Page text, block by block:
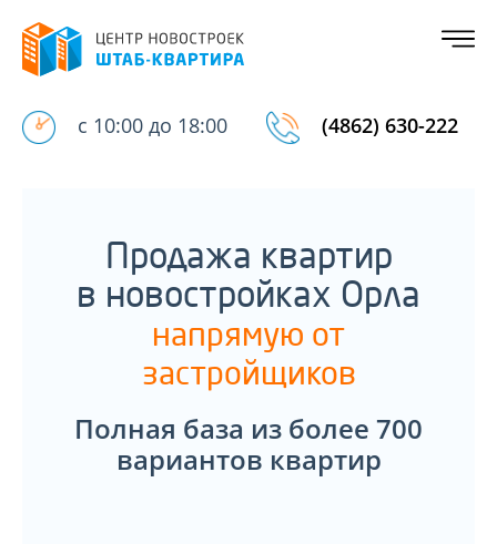
с 10:00 до 18:00 (4862) 630-222
Продажа квартир
в новостройках Орла
напрямую от
застройщиков
Полная база из более 700
вариантов квартир